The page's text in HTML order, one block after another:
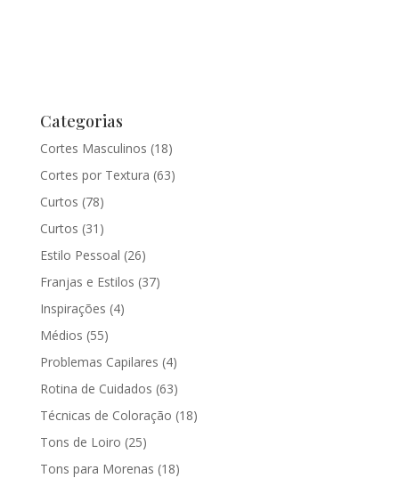
Categorias
Cortes Masculinos (18)
Cortes por Textura (63)
Curtos (78)
Curtos (31)
Estilo Pessoal (26)
Franjas e Estilos (37)
Inspirações (4)
Médios (55)
Problemas Capilares (4)
Rotina de Cuidados (63)
Técnicas de Coloração (18)
Tons de Loiro (25)
Tons para Morenas (18)